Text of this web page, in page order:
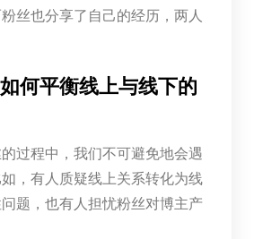
丝也分享了自己的经历，两人
何平衡线上与线下的
过程中，我们不可避免地会遇
，有人质疑线上关系转化为线
题，也有人担忧粉丝对博主产